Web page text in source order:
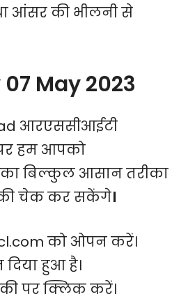
आंसर की भीलनी से
May 2023
आरएससीआईटी
हम आपको
बिल्कुल आसान तरीका
की चेक कर सकेंगे।
को ओपन करें।
हुआ है।
पर क्लिक करें।